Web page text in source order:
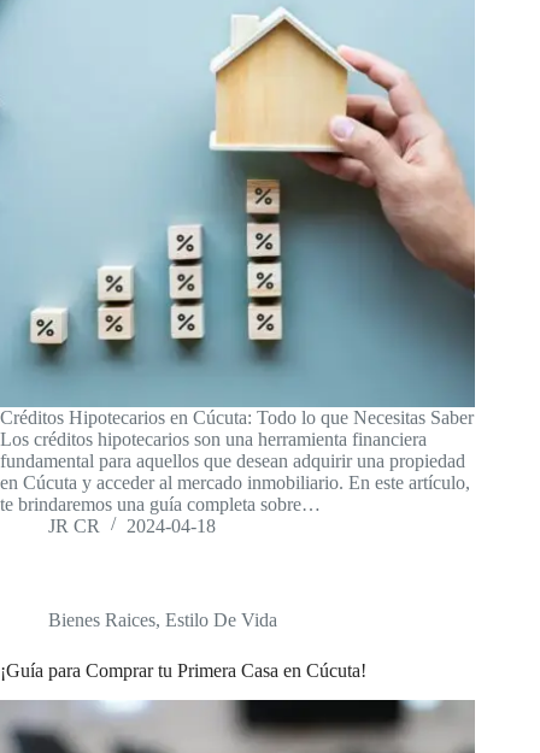
Créditos Hipotecarios en Cúcuta: Todo lo que Necesitas Saber
Los créditos hipotecarios son una herramienta financiera
fundamental para aquellos que desean adquirir una propiedad
en Cúcuta y acceder al mercado inmobiliario. En este artículo,
te brindaremos una guía completa sobre…
JR CR
2024-04-18
Bienes Raices, Estilo De Vida
¡Guía para Comprar tu Primera Casa en Cúcuta!